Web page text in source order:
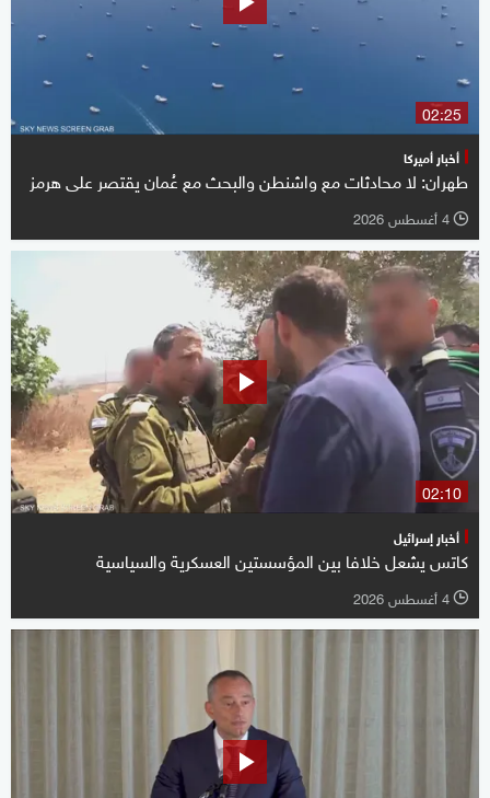
02:25
أخبار أميركا
طهران: لا محادثات مع واشنطن والبحث مع عُمان يقتصر على هرمز
l 4 أغسطس 2026
02:10
أخبار إسرائيل
كاتس يشعل خلافا بين المؤسستين العسكرية والسياسية
l 4 أغسطس 2026